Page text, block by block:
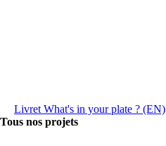
Livret What's in your plate ? (EN)
Tous nos projets